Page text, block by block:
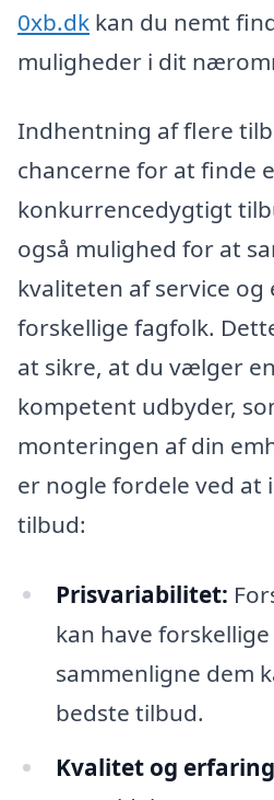
0xb.dk kan du nemt
muligheder i dit
Indhentning af flere
chancerne for at finde
konkurrencedygtigt
også mulighed for at
kvaliteten af service
forskellige fagfolk.
at sikre, at du vælger
kompetent udbyder,
monteringen af din
er nogle fordele ved at
tilbud:
Prisvariabilitet:
kan have
sammenligne dem
bedste tilbud.
Kvalitet og